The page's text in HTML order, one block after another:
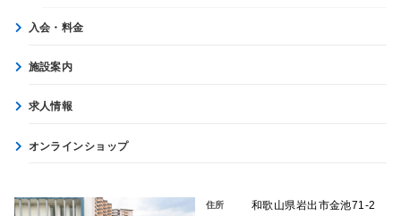
入会・料金
施設案内
求人情報
オンラインショップ
住所 和歌山県岩出市金池71-2